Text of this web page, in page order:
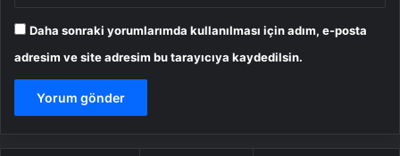
Daha sonraki yorumlarımda kullanılması için adım, e-posta
adresim ve site adresim bu tarayıcıya kaydedilsin.